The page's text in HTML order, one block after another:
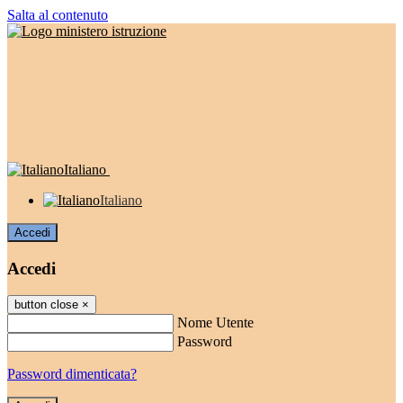
Salta al contenuto
Italiano
Italiano
Accedi
Accedi
button close ×
Nome Utente
Password
Password dimenticata?